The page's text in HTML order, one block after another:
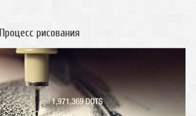
Процесс рисования